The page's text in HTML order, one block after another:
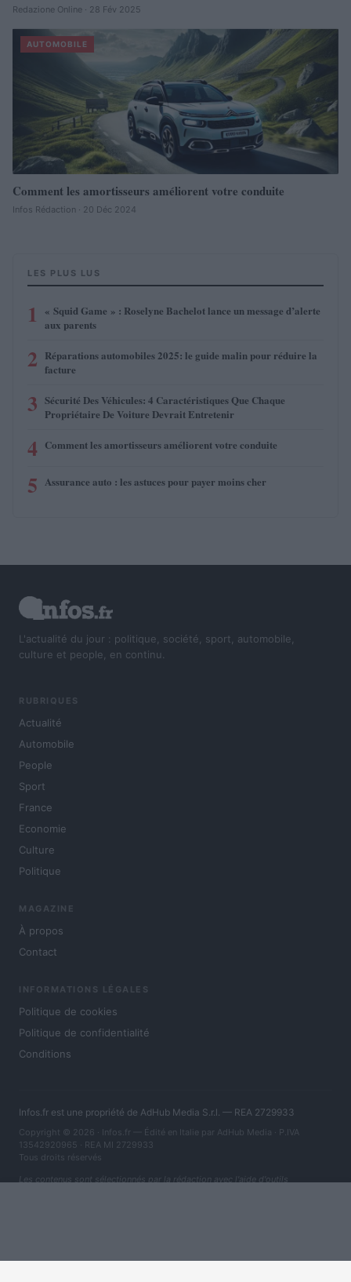
Redazione Online · 28 Fév 2025
AUTOMOBILE
Comment les amortisseurs améliorent votre conduite
Infos Rédaction · 20 Déc 2024
LES PLUS LUS
1
« Squid Game » : Roselyne Bachelot lance un message d’alerte
aux parents
2 Réparations automobiles 2025: le guide malin pour réduire la
facture
3 Sécurité Des Véhicules: 4 Caractéristiques Que Chaque
Propriétaire De Voiture Devrait Entretenir
4 Comment les amortisseurs améliorent votre conduite
5 Assurance auto : les astuces pour payer moins cher
L'actualité du jour : politique, société, sport, automobile,
culture et people, en continu.
RUBRIQUES
Actualité
Automobile
People
Sport
France
Economie
Culture
Politique
MAGAZINE
À propos
Contact
INFORMATIONS LÉGALES
Politique de cookies
Politique de confidentialité
Conditions
Infos.fr est une propriété de AdHub Media S.r.l. — REA 2729933
Copyright © 2026 · Infos.fr — Édité en Italie par AdHub Media · P.IVA
13542920965 · REA MI 2729933
Tous droits réservés
Les contenus sont sélectionnés par la rédaction avec l'aide d'outils